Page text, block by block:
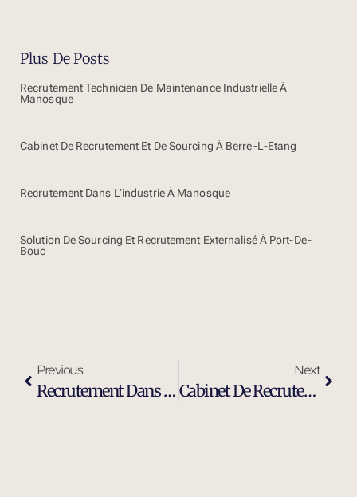
Plus De Posts
Recrutement Technicien De Maintenance Industrielle À
Manosque
Cabinet De Recrutement Et De Sourcing À Berre-L-Etang
Recrutement Dans L’industrie À Manosque
Solution De Sourcing Et Recrutement Externalisé À Port-De-
Bouc
Previous
Recrutement Dans L’industrie À Marseille
Next
Cabinet De Recrutement Ingénieur Maintenance Industrielle À Marseille